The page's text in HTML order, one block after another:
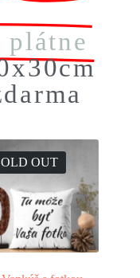
plátne
OUT